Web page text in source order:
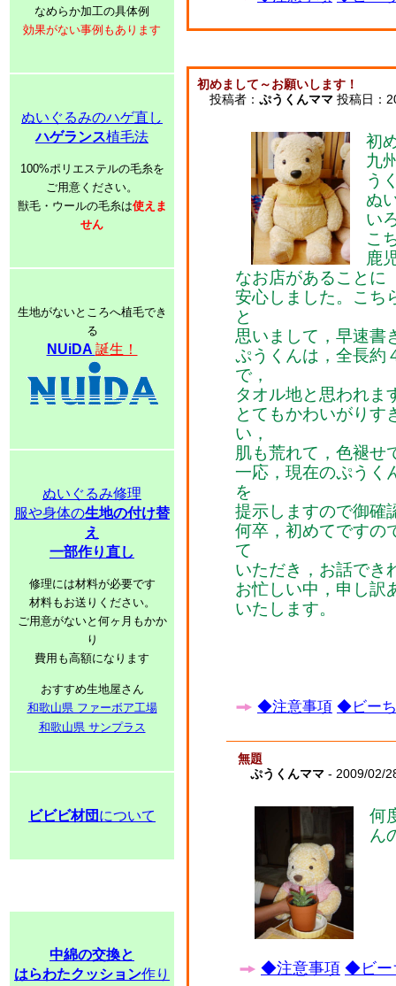
なめらか加工の具体例
効果がない事例もあります
ぬいぐるみのハゲ直し
ハゲランス植毛法
100%ポリエステルの毛糸を
ご用意ください。
獣毛・ウールの毛糸は使えま
せん
生地がないところへ植毛でき
る
NUiDA 誕生！
ぬいぐるみ修理
服や身体の生地の付け替
え
一部作り直し
修理には材料が必要です
材料もお送りください。
ご用意がないと何ヶ月もかか
り
費用も高額になります
おすすめ生地屋さん
和歌山県 ファーボア工場
和歌山県 サンプラス
ビビビ材団 について
中綿の交換と
はらわたクッション作り
初めまして～お願いします！
投稿者： ぷうくんママ 投稿日：
初
九
う
ぬ
い
こ
鹿
なお店があることに
安心しました。こち
と
思いまして，早速書
ぷうくんは，全長約
で，
タオル地と思われま
とてもかわいがりす
い，
肌も荒れて，色褪せ
一応，現在のぷうく
を
提示しますので御確
何卒，初めてですの
て
いただき，お話でき
お忙しい中，申し訳
いたします。
◆注意事項 ◆ビーち
無題
ぷうくんママ - 2009/02/
何
ん
◆注意事項 ◆ビー